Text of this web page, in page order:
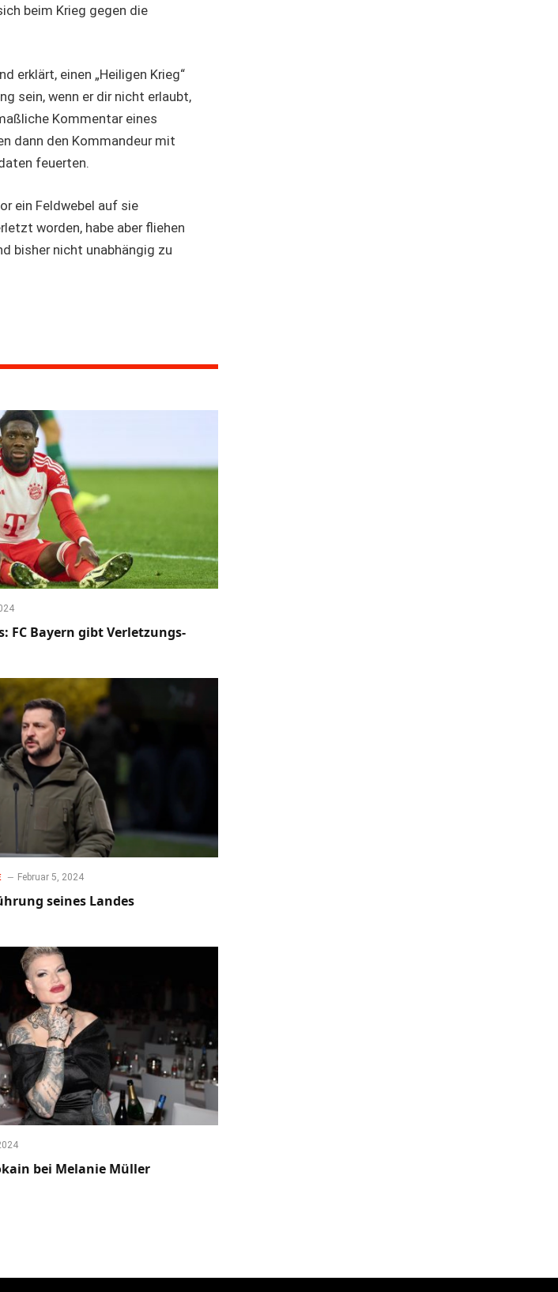
beim Krieg gegen die
erklärt, einen „Heiligen Krieg“
sein, wenn er dir nicht erlaubt,
Kommentar eines
dann den Kommandeur mit
feuerten.
ein Feldwebel auf sie
worden, habe aber fliehen
bisher nicht unabhängig zu
FC Bayern gibt Verletzungs-
Februar 5, 2024
seines Landes
bei Melanie Müller